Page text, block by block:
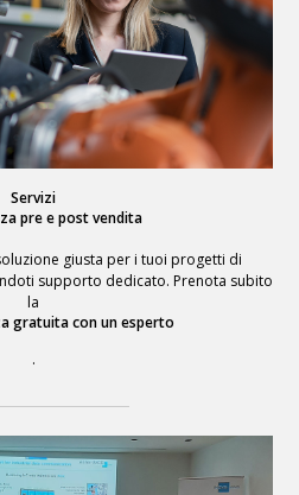
Servizi
pre e post vendita
giusta per i tuoi progetti di
supporto dedicato. Prenota subito
la
gratuita con un esperto
.